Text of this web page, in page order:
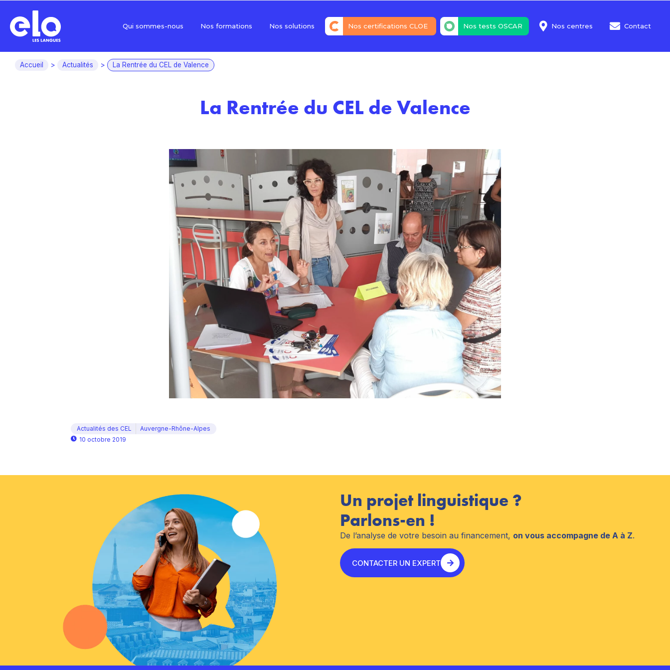
Qui sommes-nous Nos formations Nos solutions
Répondre à tous les besoins
certifications CLOE
Nos certifications CLOE Nos tests OSCAR Nos centres Contact
Accueil > Actualités > La Rentrée du CEL de Valence
La Rentrée du CEL de Valence
Actualités des CEL
Auvergne-Rhône-Alpes
10 octobre 2019
Un projet linguistique ?
Parlons-en !
De l’analyse de votre besoin au financement, on vous accompagne de A à Z.
CONTACTER UN EXPERT